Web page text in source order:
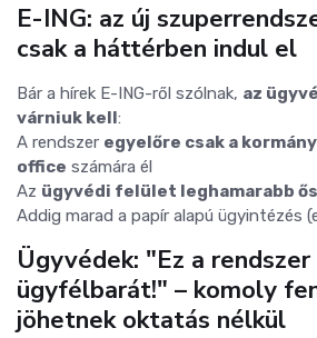
E-ING: az új
csak a háttérben indul el
Bár a hírek E-ING-ről szólnak, az
várniuk kell:
A rendszer egyelőre csak a
office számára él
Az ügyvédi felület leghamarabb
Addig marad a papír alapú ügyintézés
Ügyvédek: "Ez a rendszer
ügyfélbarát!" – komoly
jöhetnek oktatás nélkül